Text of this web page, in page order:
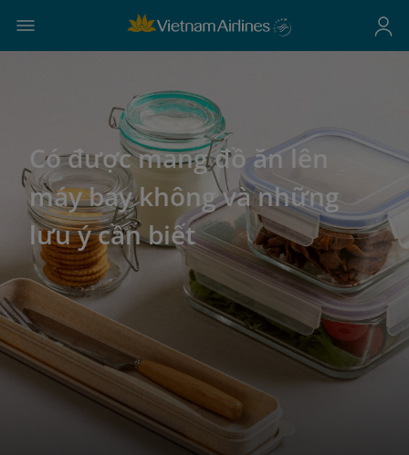
Có được mang đồ ăn lên
máy bay không và những
lưu ý cần biết